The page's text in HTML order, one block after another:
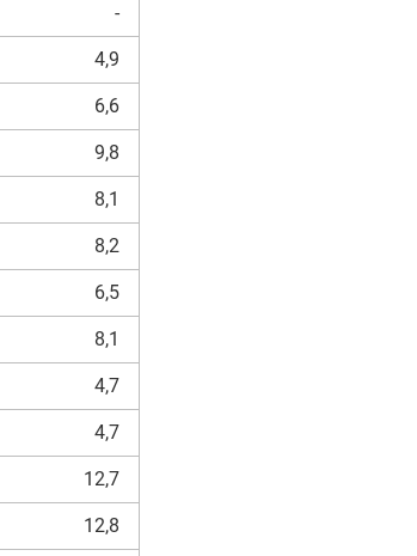
-
4,9
6,6
9,8
8,1
8,2
6,5
8,1
4,7
4,7
12,7
12,8